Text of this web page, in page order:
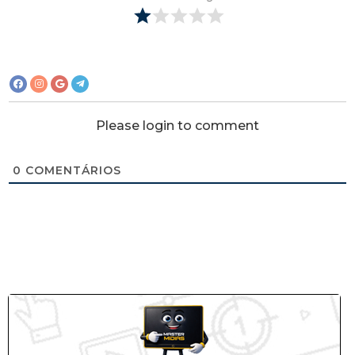
Please login to comment
0 COMENTÁRIOS